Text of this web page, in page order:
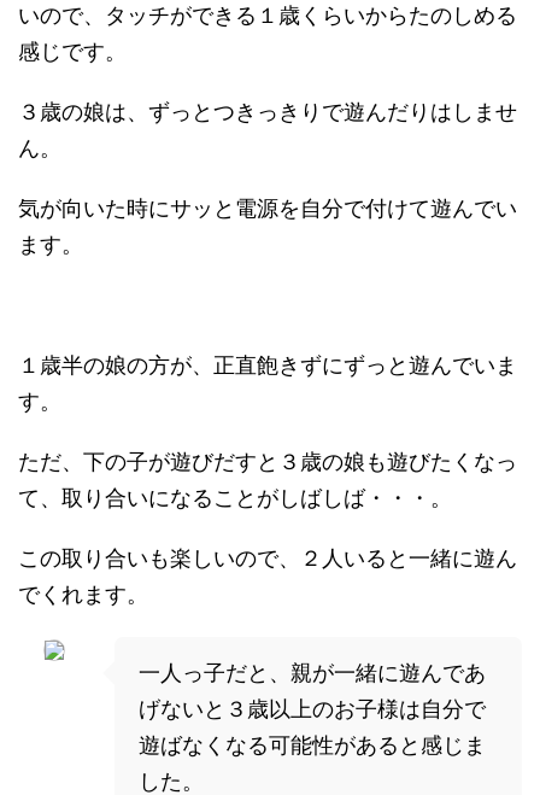
いので、タッチができる１歳くらいからたのしめる
感じです。
３歳の娘は、ずっとつきっきりで遊んだりはしませ
ん。
気が向いた時にサッと電源を自分で付けて遊んでい
ます。
１歳半の娘の方が、正直飽きずにずっと遊んでいま
す。
ただ、下の子が遊びだすと３歳の娘も遊びたくなっ
て、取り合いになることがしばしば・・・。
この取り合いも楽しいので、２人いると一緒に遊ん
でくれます。
一人っ子だと、親が一緒に遊んであ
げないと３歳以上のお子様は自分で
遊ばなくなる可能性があると感じま
した。